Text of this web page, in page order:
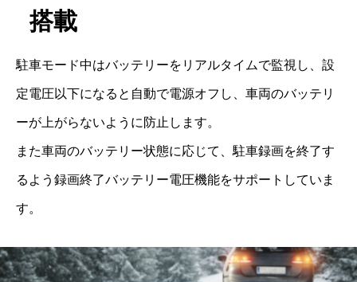
搭載
駐車モード中はバッテリーをリアルタイムで監視し、設
定電圧以下になると自動で電源オフし、車両のバッテリ
ーが上がらないように防止します。
また車両のバッテリー状態に応じて、駐車録画を終了す
るよう録画終了バッテリー電圧機能をサポートしていま
す。